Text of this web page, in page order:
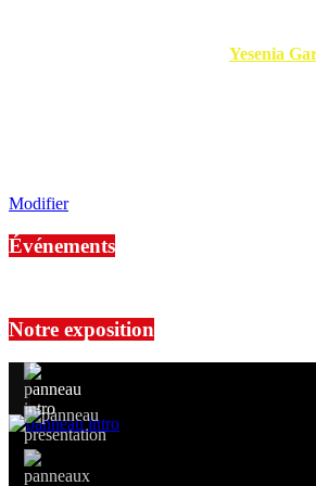
Yesenia
Modifier
Événements
Notre exposition